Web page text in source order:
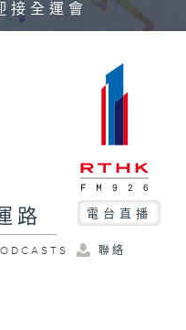
全運會
路 電台直播
聯絡